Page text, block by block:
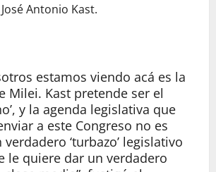
Antonio Kast.
estamos viendo acá es la
Milei. Kast pretende ser el
y la agenda legislativa que
a este Congreso no es
‘turbazo’ legislativo
le quiere dar un verdadero